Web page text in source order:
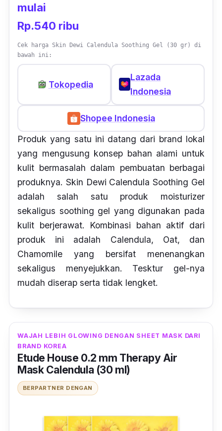
mulai
Rp.540 ribu
Cek harga Skin Dewi Calendula Soothing Gel (30 gr) di
bawah ini:
Tokopedia
Lazada
Indonesia
Shopee Indonesia
Produk yang satu ini datang dari brand lokal
yang mengusung konsep bahan alami untuk
kulit bermasalah dalam pembuatan berbagai
produknya. Skin Dewi Calendula Soothing Gel
adalah salah satu produk moisturizer
sekaligus soothing gel yang digunakan pada
kulit berjerawat. Kombinasi bahan aktif dari
produk ini adalah Calendula, Oat, dan
Chamomile yang bersifat menenangkan
sekaligus menyejukkan. Tesktur gel-nya
mudah diserap serta tidak lengket.
WAJAH LEBIH GLOWING DENGAN SHEET MASK DARI
BRAND KOREA
Etude House 0.2 mm Therapy Air
Mask Calendula (30 ml)
BERPARTNER DENGAN